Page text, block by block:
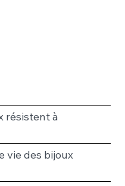
résistent à
vie des bijoux